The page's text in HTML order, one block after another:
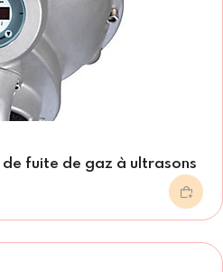
fuite de gaz à ultrasons